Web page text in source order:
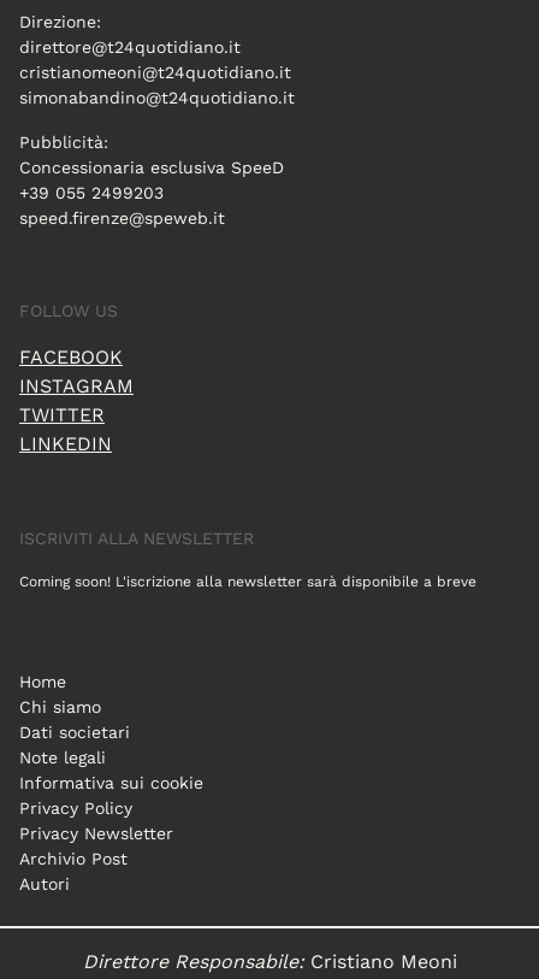
Direzione:
direttore@t24quotidiano.it
cristianomeoni@t24quotidiano.it
simonabandino@t24quotidiano.it
Pubblicità:
Concessionaria esclusiva SpeeD
+39 055 2499203
speed.firenze@speweb.it
FOLLOW US
FACEBOOK
INSTAGRAM
TWITTER
LINKEDIN
ISCRIVITI ALLA NEWSLETTER
Coming soon! L'iscrizione alla newsletter sarà disponibile a breve
Home
Chi siamo
Dati societari
Note legali
Informativa sui cookie
Privacy Policy
Privacy Newsletter
Archivio Post
Autori
Direttore Responsabile:Cristiano Meoni